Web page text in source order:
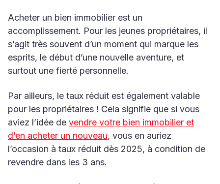
Acheter un bien immobilier est un
accomplissement. Pour les jeunes propriétaires, il
s’agit très souvent d’un moment qui marque les
esprits, le début d’une nouvelle aventure, et
surtout une fierté personnelle.
Par ailleurs, le taux réduit est également valable
pour les propriétaires ! Cela signifie que si vous
aviez l’idée de vendre votre bien immobilier et
d’en acheter un nouveau, vous en auriez
l’occasion à taux réduit dès 2025, à condition de
revendre dans les 3 ans.